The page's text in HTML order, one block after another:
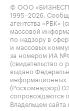
© ООО
1995–2026 .
агентства «РБК»
массовой
по надзору в
и массовых
за номером ИА
(свидетельство о
выдано
информационных
(Роскомнадзор)
сопровождаются
Владельцем